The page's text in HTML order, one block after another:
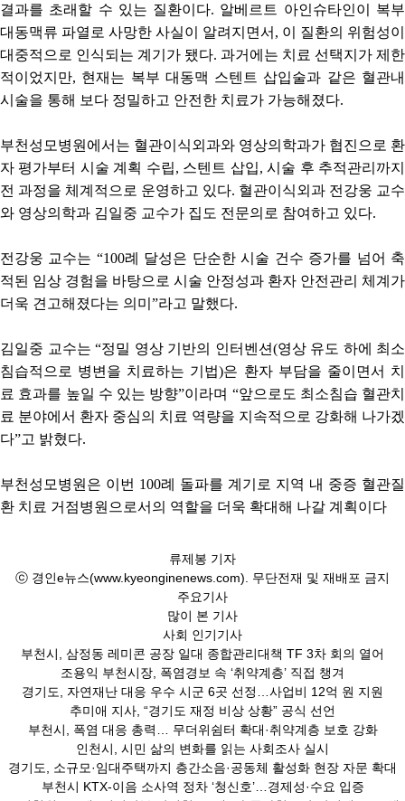
결과를 초래할 수 있는 질환이다. 알베르트 아인슈타인이 복부
대동맥류 파열로 사망한 사실이 알려지면서, 이 질환의 위험성이
대중적으로 인식되는 계기가 됐다. 과거에는 치료 선택지가 제한
적이었지만, 현재는 복부 대동맥 스텐트 삽입술과 같은 혈관내
시술을 통해 보다 정밀하고 안전한 치료가 가능해졌다.
부천성모병원에서는 혈관이식외과와 영상의학과가 협진으로 환
자 평가부터 시술 계획 수립, 스텐트 삽입, 시술 후 추적관리까지
전 과정을 체계적으로 운영하고 있다. 혈관이식외과 전강웅 교수
와 영상의학과 김일중 교수가 집도 전문의로 참여하고 있다.
전강웅 교수는 “100례 달성은 단순한 시술 건수 증가를 넘어 축
적된 임상 경험을 바탕으로 시술 안정성과 환자 안전관리 체계가
더욱 견고해졌다는 의미”라고 말했다.
김일중 교수는 “정밀 영상 기반의 인터벤션(영상 유도 하에 최소
침습적으로 병변을 치료하는 기법)은 환자 부담을 줄이면서 치
료 효과를 높일 수 있는 방향”이라며 “앞으로도 최소침습 혈관치
료 분야에서 환자 중심의 치료 역량을 지속적으로 강화해 나가겠
다”고 밝혔다.
부천성모병원은 이번 100례 돌파를 계기로 지역 내 중증 혈관질
환 치료 거점병원으로서의 역할을 더욱 확대해 나갈 계획이다
류제봉 기자
ⓒ 경인e뉴스(www.kyeonginenews.com). 무단전재 및 재배포 금지
주요기사
많이 본 기사
사회 인기기사
부천시, 삼정동 레미콘 공장 일대 종합관리대책 TF 3차 회의 열어
조용익 부천시장, 폭염경보 속 ‘취약계층’ 직접 챙겨
경기도, 자연재난 대응 우수 시군 6곳 선정…사업비 12억 원 지원
추미애 지사, “경기도 재정 비상 상황” 공식 선언
부천시, 폭염 대응 총력… 무더위쉼터 확대·취약계층 보호 강화
인천시, 시민 삶의 변화를 읽는 사회조사 실시
경기도, 소규모·임대주택까지 층간소음·공동체 활성화 현장 자문 확대
부천시 KTX-이음 소사역 정차 ‘청신호’…경제성·수요 입증